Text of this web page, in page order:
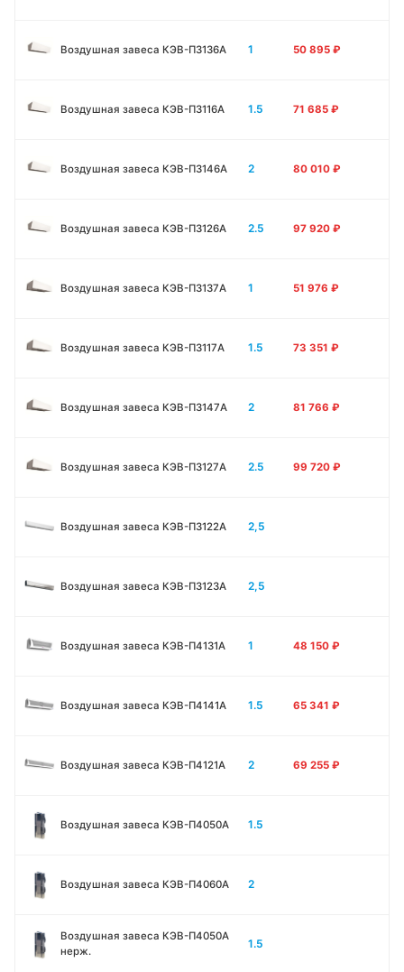
Воздушная завеса КЭВ-П3136A 1 50 895 ₽
Воздушная завеса КЭВ-П3116A 1.5 71 685 ₽
Воздушная завеса КЭВ-П3146A 2 80 010 ₽
Воздушная завеса КЭВ-П3126A 2.5 97 920 ₽
Воздушная завеса КЭВ-П3137A 1 51 976 ₽
Воздушная завеса КЭВ-П3117A 1.5 73 351 ₽
Воздушная завеса КЭВ-П3147A 2 81 766 ₽
Воздушная завеса КЭВ-П3127A 2.5 99 720 ₽
Воздушная завеса КЭВ-П3122A 2,5
Воздушная завеса КЭВ-П3123A 2,5
Воздушная завеса КЭВ-П4131A 1 48 150 ₽
Воздушная завеса КЭВ-П4141A 1.5 65 341 ₽
Воздушная завеса КЭВ-П4121A 2 69 255 ₽
Воздушная завеса КЭВ-П4050A 1.5
Воздушная завеса КЭВ-П4060A 2
Воздушная завеса КЭВ-П4050A
нерж.
1.5